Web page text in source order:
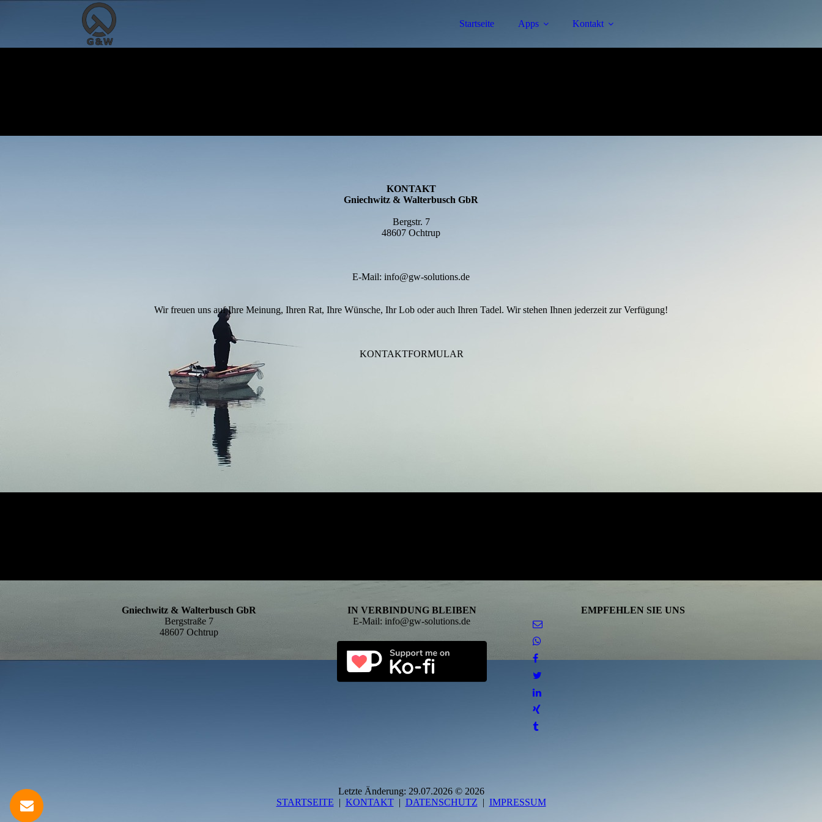
Startseite Apps Kontakt
KONTAKT
Gniechwitz & Walterbusch GbR
Bergstr. 7
48607 Ochtrup
E-Mail: info@gw-solutions.de
Wir freuen uns auf Ihre Meinung, Ihren Rat, Ihre Wünsche, Ihr Lob oder auch Ihren Tadel. Wir stehen Ihnen jederzeit zur Verfügung!
KONTAKT­FORMULAR
Gniechwitz & Walterbusch GbR
Bergstraße 7
48607 Ochtrup
IN VERBINDUNG BLEIBEN
E-Mail: info@gw-solutions.de
EMPFEHLEN SIE UNS
Letzte Änderung: 29.07.2026 © 2026
STARTSEITE | KONTAKT| DATEN­SCHUTZ | IMPRESSUM